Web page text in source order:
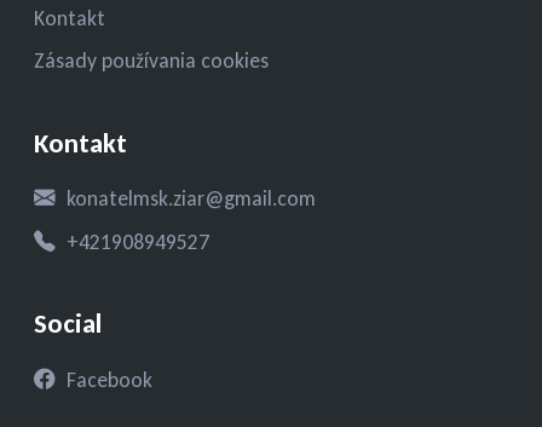
Kontakt
Zásady používania cookies
Kontakt
konatelmsk.ziar@gmail.com
+421908949527
Social
Facebook